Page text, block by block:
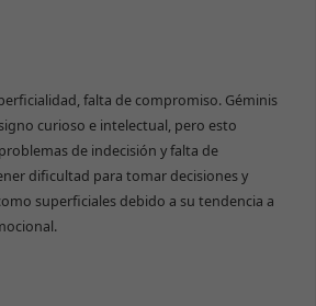
falta de compromiso. Géminis
curioso e intelectual, pero esto
de indecisión y falta de
dificultad para tomar decisiones y
superficiales debido a su tendencia a